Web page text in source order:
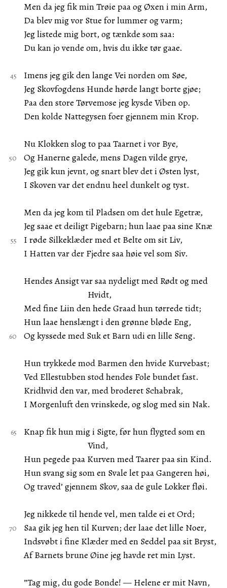
Men da jeg fik min Trøie paa og Øxen i min Arm,
Da blev mig vor Stue for lummer og varm;
Jeg listede mig bort, og tænkde som saa:
Du kan jo vende om, hvis du ikke tør gaae.
Imens jeg gik den lange Vei norden om Søe,
Jeg Skovfogdens Hunde hørde langt borte gjøe;
Paa den store Tørvemose jeg kysde Viben op.
Den kolde Nattegysen foer gjennem min Krop.
Nu Klokken slog to paa Taarnet i vor Bye,
Og Hanerne galede, mens Dagen vilde grye,
Jeg gik kun jevnt, og snart blev det i Østen lyst,
I Skoven var det endnu heel dunkelt og tyst.
Men da jeg kom til Pladsen om det hule Egetræ,
Jeg saae et deiligt Pigebarn; hun laae paa sine Knæ
I røde Silkeklæder med et Belte om sit Liv,
I Hatten var der Fjedre saa høie vel som Siv.
Hendes Ansigt var saa nydeligt med Rødt og med
Hvidt,
Med fine Liin den hede Graad hun tørrede tidt;
Hun laae henslængt i den grønne bløde Eng,
Og kyssede med Suk et Barn udi en lille Seng.
Hun trykkede mod Barmen den hvide Kurvebast;
Ved Ellestubben stod hendes Fole bundet fast.
Kridhvid den var, med broderet Schabrak,
I Morgenluft den vrinskede, og slog med sin Nak.
Knap fik hun mig i Sigte, før hun flygted som en
Vind,
Hun pegede paa Kurven med Taarer paa sin Kind.
Hun svang sig som en Svale let paa Gangeren høi,
Og traved’ gjennem Skov, saa de gule Lokker fløi.
Jeg nikkede til hende vel, men talde ei et Ord;
Saa gik jeg hen til Kurven; der laae det lille Noer,
Indsvøbt i fine Klæder med en Seddel paa sit Bryst,
Af Barnets brune Øine jeg havde ret min Lyst.
”Tag mig, du gode Bonde! — Helene er mit Navn,